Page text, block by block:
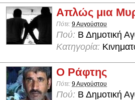
Απλώς μια
Πότε: 9 Αυγούστου
Πού: Β Δημοτική
Κατηγορία:
Ο Ράφτης
Πότε: 9 Αυγούστου
Πού: Β Δημοτική